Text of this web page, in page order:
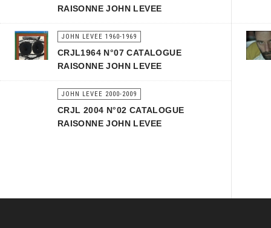
RAISONNE JOHN LEVEE
JOHN LEVEE 1960-1969
CRJL1964 N°07 CATALOGUE
RAISONNE JOHN LEVEE
JOHN LEVEE 2000-2009
CRJL 2004 N°02 CATALOGUE
RAISONNE JOHN LEVEE